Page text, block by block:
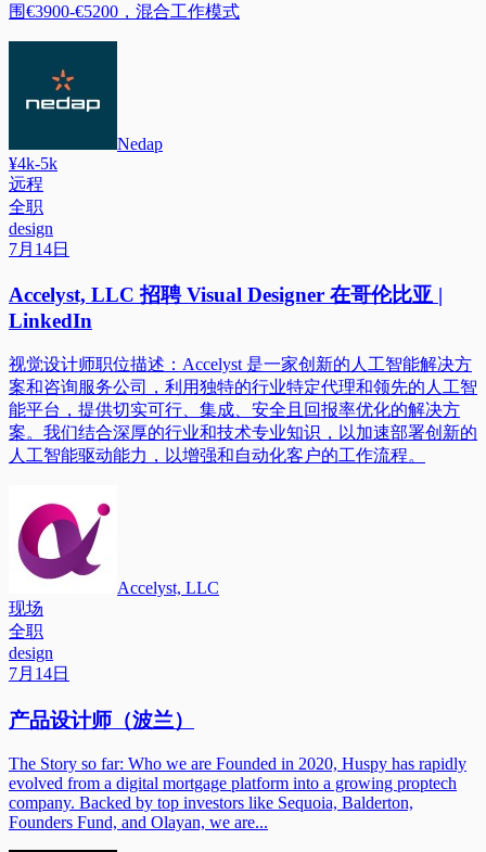
围€3900-€5200，混合工作模式
Nedap
¥4k-5k
远程
全职
design
7月14日
Accelyst, LLC 招聘 Visual Designer 在哥伦比亚 |
LinkedIn
视觉设计师职位描述：Accelyst 是一家创新的人工智能解决方
案和咨询服务公司，利用独特的行业特定代理和领先的人工智
能平台，提供切实可行、集成、安全且回报率优化的解决方
案。我们结合深厚的行业和技术专业知识，以加速部署创新的
人工智能驱动能力，以增强和自动化客户的工作流程。
Accelyst, LLC
现场
全职
design
7月14日
产品设计师（波兰）
The Story so far: Who we are Founded in 2020, Huspy has rapidly
evolved from a digital mortgage platform into a growing proptech
company. Backed by top investors like Sequoia, Balderton,
Founders Fund, and Olayan, we are...